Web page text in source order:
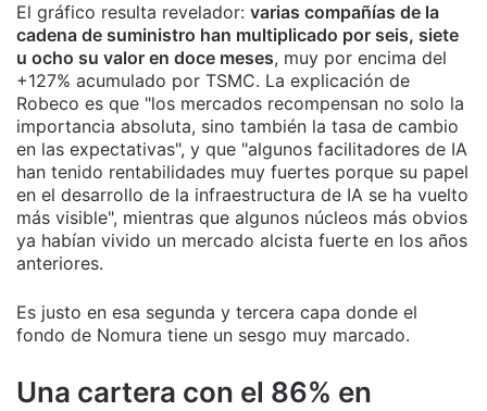
El gráfico resulta revelador: varias compañías de la
cadena de suministro han multiplicado por seis, siete
u ocho su valor en doce meses, muy por encima del
+127% acumulado por TSMC. La explicación de
Robeco es que "los mercados recompensan no solo la
importancia absoluta, sino también la tasa de cambio
en las expectativas", y que "algunos facilitadores de IA
han tenido rentabilidades muy fuertes porque su papel
en el desarrollo de la infraestructura de IA se ha vuelto
más visible", mientras que algunos núcleos más obvios
ya habían vivido un mercado alcista fuerte en los años
anteriores.
Es justo en esa segunda y tercera capa donde el
fondo de Nomura tiene un sesgo muy marcado.
Una cartera con el 86% en